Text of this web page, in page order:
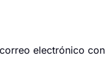
electrónico con